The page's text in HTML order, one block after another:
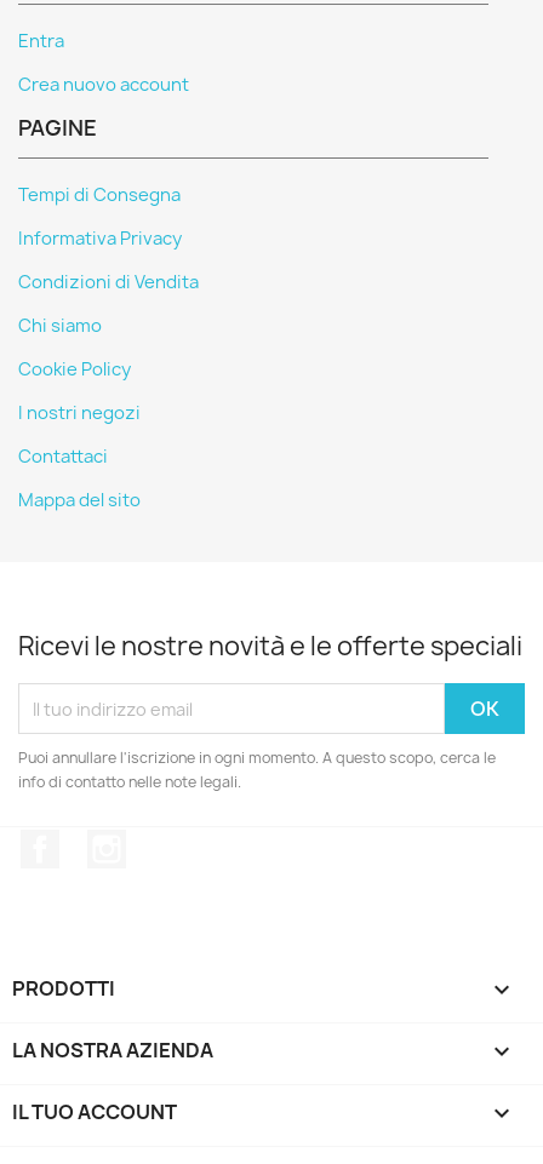
Entra
Crea nuovo account
PAGINE
Tempi di Consegna
Informativa Privacy
Condizioni di Vendita
Chi siamo
Cookie Policy
I nostri negozi
Contattaci
Mappa del sito
Ricevi le nostre novità e le offerte speciali
Puoi annullare l'iscrizione in ogni momento. A questo scopo, cerca le
info di contatto nelle note legali.
PRODOTTI 
LA NOSTRA AZIENDA 
IL TUO ACCOUNT 